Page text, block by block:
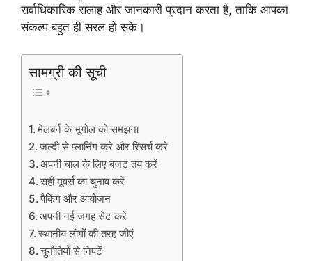
सर्वाधिकारिक सलाह और जानकारी प्रदान करता है, ताकि आपका
संकल्प बहुत ही सरल हो सके।
सामग्री की सूची
मेलबर्न के भूगोल को समझना
जल्दी से प्लानिंग करे और रिसर्च करे
अपनी चाल के लिए बजट तय करें
सही मूवर्स का चुनाव करें
पैकिंग और आयोजन
अपनी नई जगह सेट करें
स्थानीय लोगों की तरह जीएं
चुनौतियों से निपटें